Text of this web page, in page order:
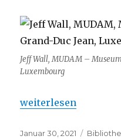
Jeff Wall, MUDAM –
Luxembourg
„Jeff Wall – in der
weiterlesen
Veröffentlicht
Januar 30, 2021